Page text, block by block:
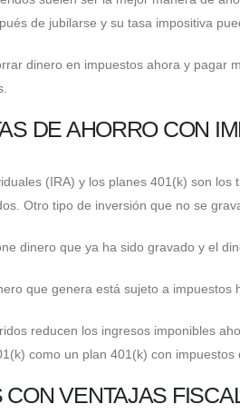
de jubilarse y su tasa impositiva
dinero en impuestos ahora y pagar
DE AHORRO CON
(IRA) y los planes 401(k) son
Otro tipo de inversión que no se
dinero que ya ha sido gravado y el
que genera está sujeto a impuestos
reducen los ingresos imponibles
como un plan 401(k) con impuestos
CON VENTAJAS